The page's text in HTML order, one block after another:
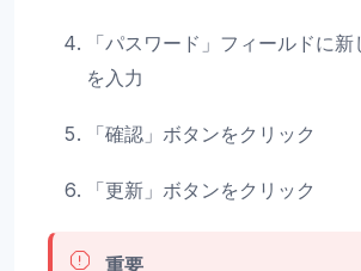
「パスワード」フィールドに
を入力
「確認」ボタンをクリック
「更新」ボタンをクリック
重要